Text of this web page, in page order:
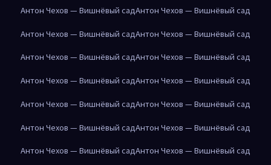
Антон Чехов — Вишнёвый садАнтон Чехов — Вишнёвый сад
Антон Чехов — Вишнёвый садАнтон Чехов — Вишнёвый сад
Антон Чехов — Вишнёвый садАнтон Чехов — Вишнёвый сад
Антон Чехов — Вишнёвый садАнтон Чехов — Вишнёвый сад
Антон Чехов — Вишнёвый садАнтон Чехов — Вишнёвый сад
Антон Чехов — Вишнёвый садАнтон Чехов — Вишнёвый сад
Антон Чехов — Вишнёвый садАнтон Чехов — Вишнёвый сад